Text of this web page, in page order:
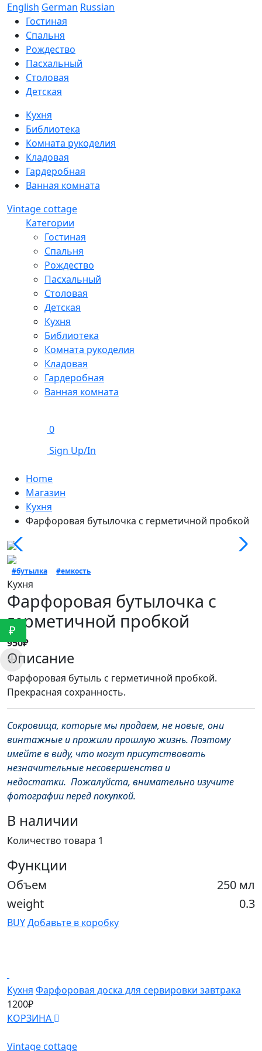
English German Russian
Гостиная
Спальня
Рождество
Пасхальный
Столовая
Детская
Кухня
Библиотека
Комната рукоделия
Кладовая
Гардеробная
Ванная комната
Vintage cottage
Категории
Гостиная
Спальня
Рождество
Пасхальный
Столовая
Детская
Кухня
Библиотека
Комната рукоделия
Кладовая
Гардеробная
Ванная комната
0
Sign Up/In
Home
Магазин
Кухня
Фарфоровая бутылочка с герметичной пробкой
#бутылка #емкость
Кухня
Фарфоровая бутылочка с
герметичной пробкой
950₽
Описание
Фарфоровая бутыль с герметичной пробкой.
Прекрасная сохранность.
Сокровища, которые мы продаем, не новые, они
винтажные и прожили прошлую жизнь. Поэтому
имейте в виду, что могут присутствовать
незначительные несовершенства и
недостатки. Пожалуйста, внимательно изучите
фотографии перед покупкой.
В наличии
Количество товара 1
Функции
Объем
250 мл
weight
0.3
BUYДобавьте в коробку
Кухня Фарфоровая доска для сервировки завтрака
1200₽
КОРЗИНА
Vintage cottage
₽